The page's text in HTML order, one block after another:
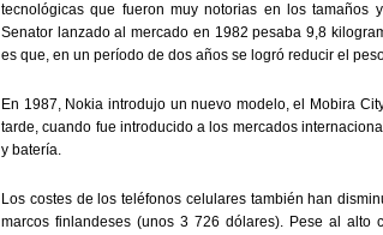
tecnológicas que fueron muy notorias en los tamaños
Senator lanzado al mercado en 1982 pesaba 9,8
es que, en un período de dos años se logró reducir el
En 1987, Nokia introdujo un nuevo modelo, el Mobira
tarde, cuando fue introducido a los mercados
y batería.
Los costes de los teléfonos celulares también han
marcos finlandeses (unos 3 726 dólares). Pese al